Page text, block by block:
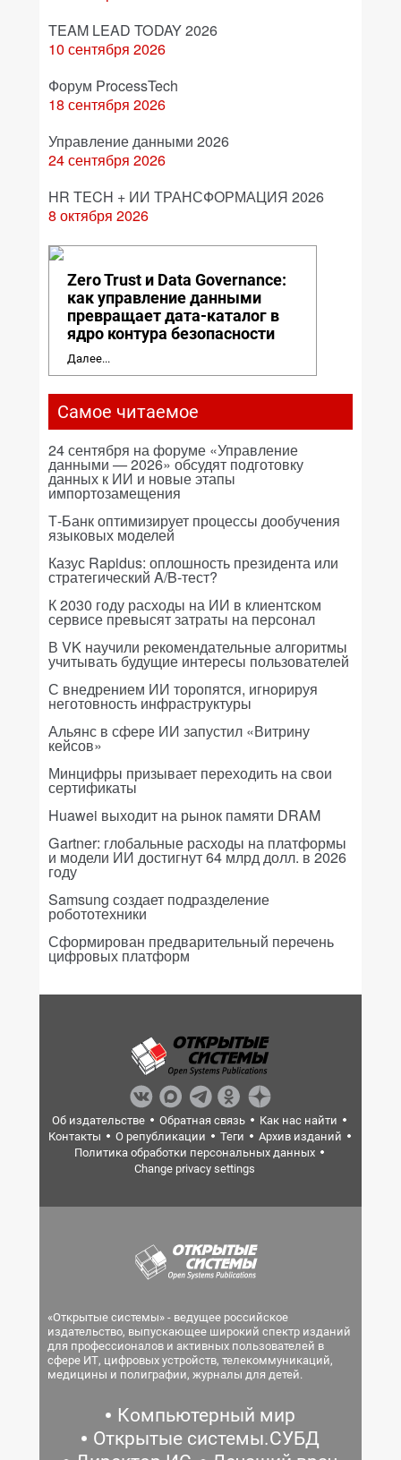
TEAM LEAD TODAY 2026
10 сентября 2026
Форум ProcessTech
18 сентября 2026
Управление данными 2026
24 сентября 2026
HR TECH + ИИ ТРАНСФОРМАЦИЯ 2026
8 октября 2026
Zero Trust и Data Governance:
как управление данными
превращает дата-каталог в
ядро контура безопасности
Далее...
Самое читаемое
24 сентября на форуме «Управление
данными — 2026» обсудят подготовку
данных к ИИ и новые этапы
импортозамещения
Т-Банк оптимизирует процессы дообучения
языковых моделей
Казус Rapidus: оплошность президента или
стратегический A/B-тест?
К 2030 году расходы на ИИ в клиентском
сервисе превысят затраты на персонал
В VK научили рекомендательные алгоритмы
учитывать будущие интересы пользователей
С внедрением ИИ торопятся, игнорируя
неготовность инфраструктуры
Альянс в сфере ИИ запустил «Витрину
кейсов»
Минцифры призывает переходить на свои
сертификаты
Huawei выходит на рынок памяти DRAM
Gartner: глобальные расходы на платформы
и модели ИИ достигнут 64 млрд долл. в 2026
году
Samsung создает подразделение
робототехники
Сформирован предварительный перечень
цифровых платформ
Об издательстве Обратная связь
Как нас найти
Контакты
О републикации Теги
Архив изданий
Политика обработки персональных данных
Change privacy settings
«Открытые системы» - ведущее российское
издательство, выпускающее широкий спектр изданий
для профессионалов и активных пользователей в
сфере ИТ, цифровых устройств, телекоммуникаций,
медицины и полиграфии, журналы для детей.
Компьютерный мир
Открытые системы.СУБД